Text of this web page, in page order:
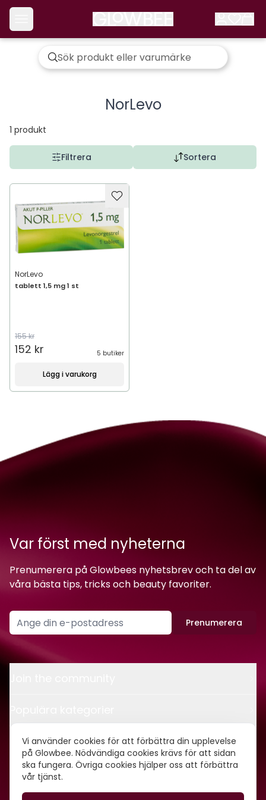
Vi använder cookies för att förbättra din upplevelse
på Glowbee. Nödvändiga cookies krävs för att sidan
ska fungera. Övriga cookies hjälper oss att förbättra
vår tjänst.
NorLevo
1 produkt
Filtrera Sortera
NorLevo
tablett 1,5 mg 1 st
155 kr
152 kr 5 butiker
Lägg i varukorg
Var först med nyheterna
Prenumerera på Glowbees nyhetsbrev och ta del av
våra bästa tips, tricks och beauty favoriter.
Prenumerera
Kontakt
Om oss